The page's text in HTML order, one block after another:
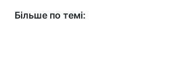
Більше по темі: